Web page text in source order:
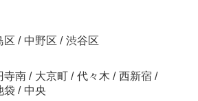
区 / 中野区 / 渋谷区
寺南 / 大京町 / 代々木 / 西新宿 /
袋 / 中央